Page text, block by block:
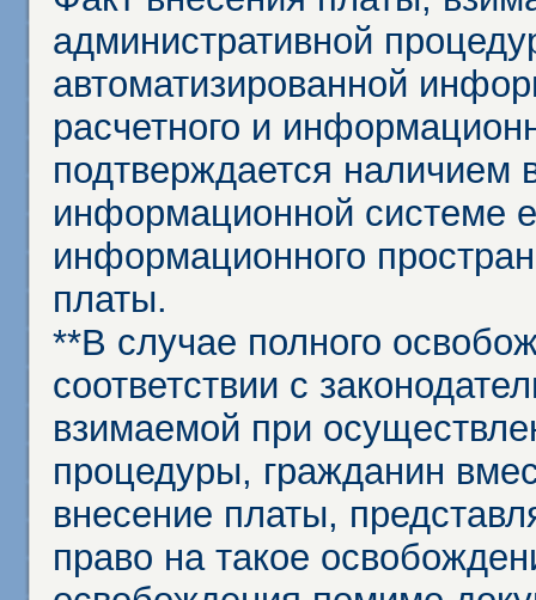
административной
автоматизированной
расчетного и
подтверждается наличием
информационной системе
информационного
платы.
**В случае полного
соответствии с
взимаемой при
процедуры, гражданин
внесение платы,
право на такое